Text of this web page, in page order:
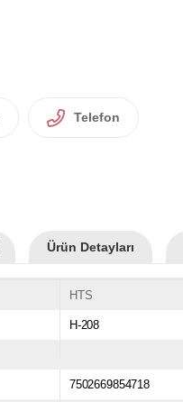
Telefon
Ürün Detayları
HTS
H-208
7502669854718